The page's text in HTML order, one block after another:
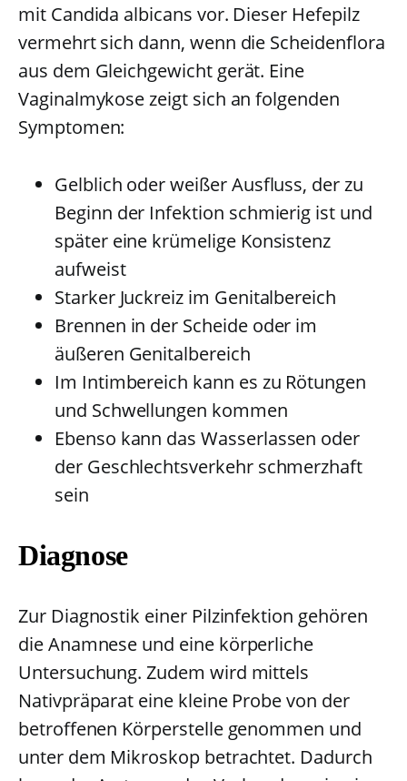
mit Candida albicans vor. Dieser Hefepilz
vermehrt sich dann, wenn die Scheidenflora
aus dem Gleichgewicht gerät. Eine
Vaginalmykose zeigt sich an folgenden
Symptomen:
Gelblich oder weißer Ausfluss, der zu
Beginn der Infektion schmierig ist und
später eine krümelige Konsistenz
aufweist
Starker Juckreiz im Genitalbereich
Brennen in der Scheide oder im
äußeren Genitalbereich
Im Intimbereich kann es zu Rötungen
und Schwellungen kommen
Ebenso kann das Wasserlassen oder
der Geschlechtsverkehr schmerzhaft
sein
Diagnose
Zur Diagnostik einer Pilzinfektion gehören
die Anamnese und eine körperliche
Untersuchung. Zudem wird mittels
Nativpräparat eine kleine Probe von der
betroffenen Körperstelle genommen und
unter dem Mikroskop betrachtet. Dadurch